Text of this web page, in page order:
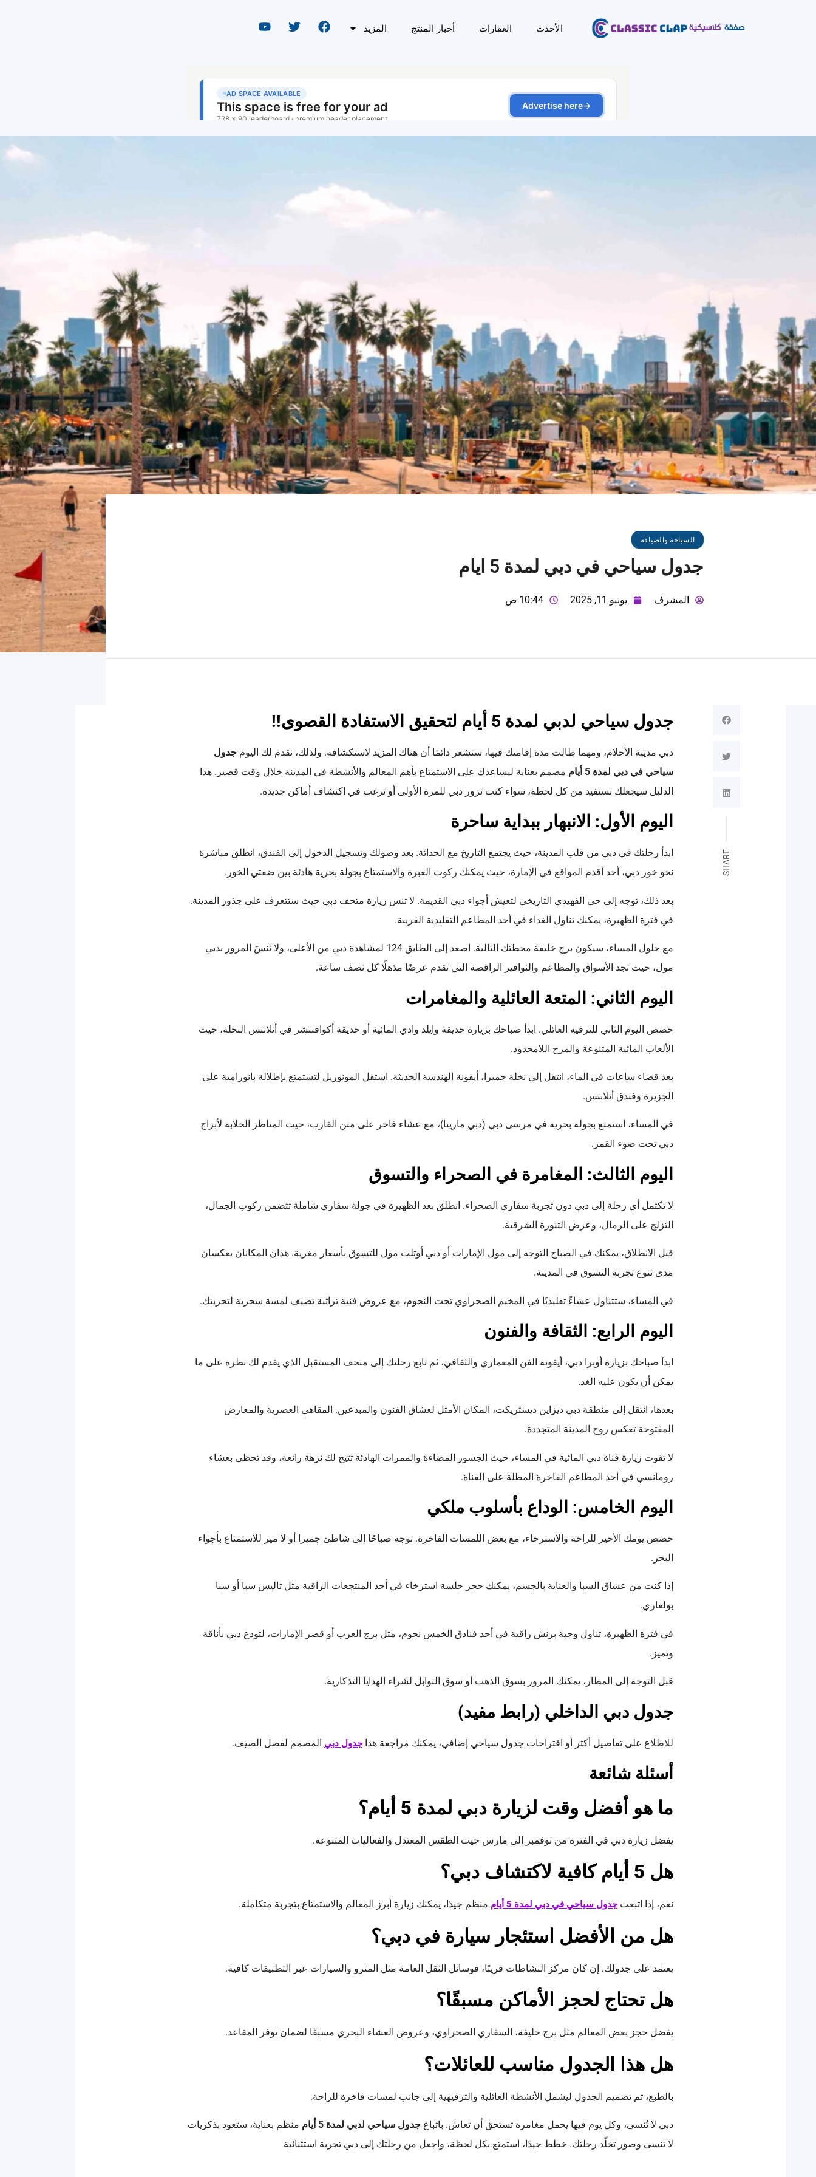
الأحدث العقارات أخبار المنتج المزيد
السياحة والضيافة
جدول سياحي في دبي لمدة 5 ايام
المشرف يونيو 11, 2025 10:44 ص
SHARE
جدول سياحي لدبي لمدة 5 أيام لتحقيق الاستفادة القصوى!!
دبي مدينة الأحلام، ومهما طالت مدة إقامتك فيها، ستشعر دائمًا أن هناك المزيد لاستكشافه. ولذلك، نقدم لك اليوم جدول
سياحي في دبي لمدة 5 أيام
مصمم بعناية ليساعدك على الاستمتاع بأهم المعالم والأنشطة في المدينة خلال وقت قصير. هذا
الدليل سيجعلك تستفيد من كل لحظة، سواء كنت تزور دبي للمرة الأولى أو ترغب في اكتشاف أماكن جديدة.
اليوم الأول: الانبهار ببداية ساحرة
ابدأ رحلتك في دبي من قلب المدينة، حيث يجتمع التاريخ مع الحداثة. بعد وصولك وتسجيل الدخول إلى الفندق، انطلق مباشرة
نحو خور دبي، أحد أقدم المواقع في الإمارة، حيث يمكنك ركوب العبرة والاستمتاع بجولة بحرية هادئة بين ضفتي الخور.
بعد ذلك، توجه إلى حي الفهيدي التاريخي لتعيش أجواء دبي القديمة. لا تنس زيارة متحف دبي حيث ستتعرف على جذور المدينة.
في فترة الظهيرة، يمكنك تناول الغداء في أحد المطاعم التقليدية القريبة.
مع حلول المساء، سيكون برج خليفة محطتك التالية. اصعد إلى الطابق 124 لمشاهدة دبي من الأعلى، ولا تنسَ المرور بدبي
مول، حيث تجد الأسواق والمطاعم والنوافير الراقصة التي تقدم عرضًا مذهلًا كل نصف ساعة.
اليوم الثاني: المتعة العائلية والمغامرات
خصص اليوم الثاني للترفيه العائلي. ابدأ صباحك بزيارة حديقة وايلد وادي المائية أو حديقة أكوافنتشر في أتلانتس النخلة، حيث
الألعاب المائية المتنوعة والمرح اللامحدود.
بعد قضاء ساعات في الماء، انتقل إلى نخلة جميرا، أيقونة الهندسة الحديثة. استقل المونوريل لتستمتع بإطلالة بانورامية على
الجزيرة وفندق أتلانتس.
في المساء، استمتع بجولة بحرية في مرسى دبي (دبي مارينا)، مع عشاء فاخر على متن القارب، حيث المناظر الخلابة لأبراج
دبي تحت ضوء القمر.
اليوم الثالث: المغامرة في الصحراء والتسوق
لا تكتمل أي رحلة إلى دبي دون تجربة سفاري الصحراء. انطلق بعد الظهيرة في جولة سفاري شاملة تتضمن ركوب الجمال،
التزلج على الرمال، وعرض التنورة الشرقية.
قبل الانطلاق، يمكنك في الصباح التوجه إلى مول الإمارات أو دبي أوتلت مول للتسوق بأسعار مغرية. هذان المكانان يعكسان
مدى تنوع تجربة التسوق في المدينة.
في المساء، ستتناول عشاءً تقليديًا في المخيم الصحراوي تحت النجوم، مع عروض فنية تراثية تضيف لمسة سحرية لتجربتك.
اليوم الرابع: الثقافة والفنون
ابدأ صباحك بزيارة أوبرا دبي، أيقونة الفن المعماري والثقافي، ثم تابع رحلتك إلى متحف المستقبل الذي يقدم لك نظرة على ما
يمكن أن يكون عليه الغد.
بعدها، انتقل إلى منطقة دبي ديزاين ديستريكت، المكان الأمثل لعشاق الفنون والمبدعين. المقاهي العصرية والمعارض
المفتوحة تعكس روح المدينة المتجددة.
لا تفوت زيارة قناة دبي المائية في المساء، حيث الجسور المضاءة والممرات الهادئة تتيح لك نزهة رائعة، وقد تحظى بعشاء
رومانسي في أحد المطاعم الفاخرة المطلة على القناة.
اليوم الخامس: الوداع بأسلوب ملكي
خصص يومك الأخير للراحة والاسترخاء، مع بعض اللمسات الفاخرة. توجه صباحًا إلى شاطئ جميرا أو لا مير للاستمتاع بأجواء
البحر.
إذا كنت من عشاق السبا والعناية بالجسم، يمكنك حجز جلسة استرخاء في أحد المنتجعات الراقية مثل تاليس سبا أو سبا
بولغاري.
في فترة الظهيرة، تناول وجبة برنش راقية في أحد فنادق الخمس نجوم، مثل برج العرب أو قصر الإمارات، لتودع دبي بأناقة
وتميز.
قبل التوجه إلى المطار، يمكنك المرور بسوق الذهب أو سوق التوابل لشراء الهدايا التذكارية.
جدول دبي الداخلي (رابط مفيد)
للاطلاع على تفاصيل أكثر أو اقتراحات جدول سياحي إضافي، يمكنك مراجعة هذا جدول دبي المصمم لفصل الصيف.
أسئلة شائعة
ما هو أفضل وقت لزيارة دبي لمدة 5 أيام؟
يفضل زيارة دبي في الفترة من نوفمبر إلى مارس حيث الطقس المعتدل والفعاليات المتنوعة.
هل 5 أيام كافية لاكتشاف دبي؟
نعم، إذا اتبعت جدول سياحي في دبي لمدة 5 أيام منظم جيدًا، يمكنك زيارة أبرز المعالم والاستمتاع بتجربة متكاملة.
هل من الأفضل استئجار سيارة في دبي؟
يعتمد على جدولك. إن كان مركز النشاطات قريبًا، فوسائل النقل العامة مثل المترو والسيارات عبر التطبيقات كافية.
هل تحتاج لحجز الأماكن مسبقًا؟
يفضل حجز بعض المعالم مثل برج خليفة، السفاري الصحراوي، وعروض العشاء البحري مسبقًا لضمان توفر المقاعد.
هل هذا الجدول مناسب للعائلات؟
بالطبع، تم تصميم الجدول ليشمل الأنشطة العائلية والترفيهية إلى جانب لمسات فاخرة للراحة.
دبي لا تُنسى، وكل يوم فيها يحمل مغامرة تستحق أن تعاش. باتباع جدول سياحي لدبي لمدة 5 أيام
منظم بعناية، ستعود بذكريات
لا تنسى وصور تخلّد رحلتك. خطط جيدًا، استمتع بكل لحظة، واجعل من رحلتك إلى دبي تجربة استثنائية